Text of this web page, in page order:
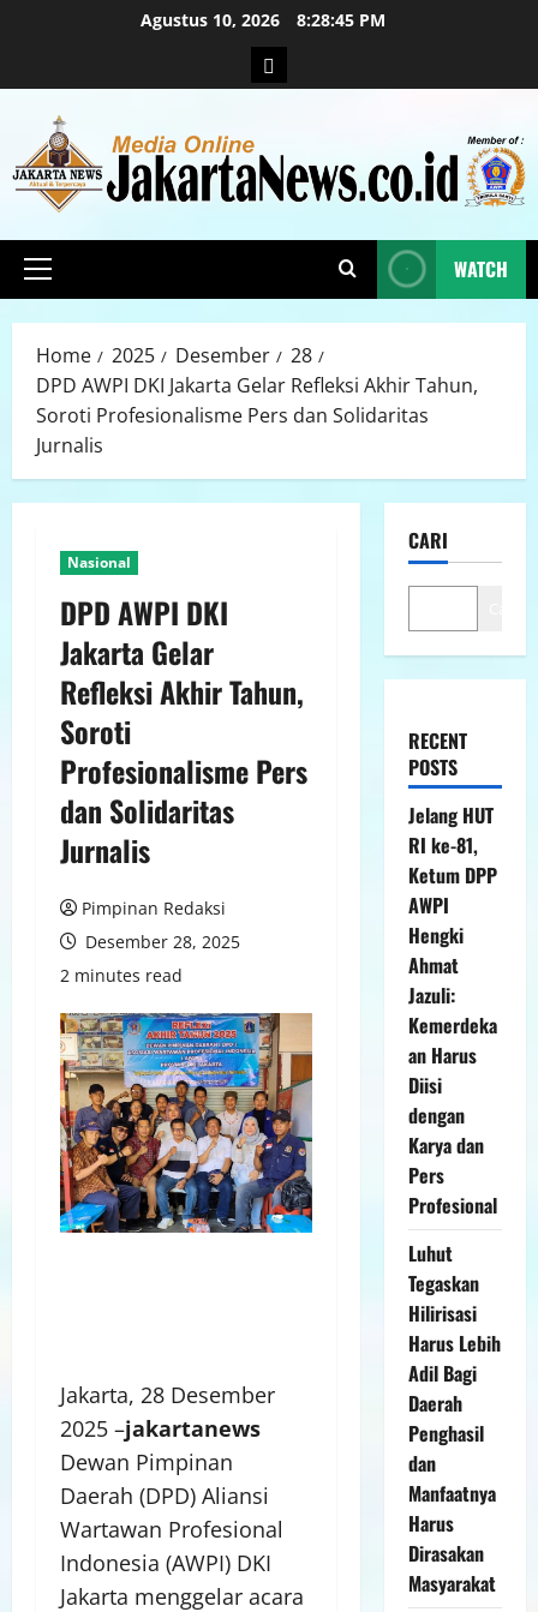
Agustus 10, 2026 8:28:46 PM
WATCH
Home 2025 Desember
28
DPD AWPI DKI Jakarta Gelar Refleksi Akhir Tahun,
Soroti Profesionalisme Pers dan Solidaritas
Jurnalis
Nasional
DPD AWPI DKI
Jakarta Gelar
Refleksi Akhir Tahun,
Soroti
Profesionalisme Pers
dan Solidaritas
Jurnalis
Pimpinan Redaksi
Desember 28, 2025
2 minutes read
Jakarta, 28 Desember
2025 –jakartanews
Dewan Pimpinan
Daerah (DPD) Aliansi
Wartawan Profesional
Indonesia (AWPI) DKI
Jakarta menggelar acara
CARI
RECENT
POSTS
Jelang HUT
RI ke-81,
Ketum DPP
AWPI
Hengki
Ahmat
Jazuli:
Kemerdeka
an Harus
Diisi
dengan
Karya dan
Pers
Profesional
Luhut
Tegaskan
Hilirisasi
Harus Lebih
Adil Bagi
Daerah
Penghasil
dan
Manfaatnya
Harus
Dirasakan
Masyarakat